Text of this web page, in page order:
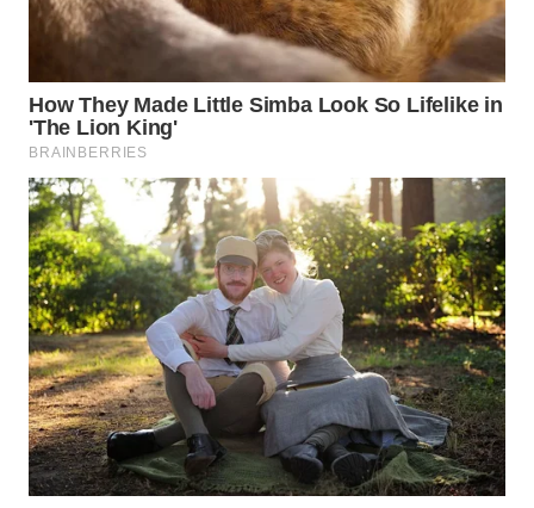
Wahana
WAHANA
WAHANA
TANI
WAHANA
ADVOKAT
WAHANA
INFRASTRUKTUR
WAHANA